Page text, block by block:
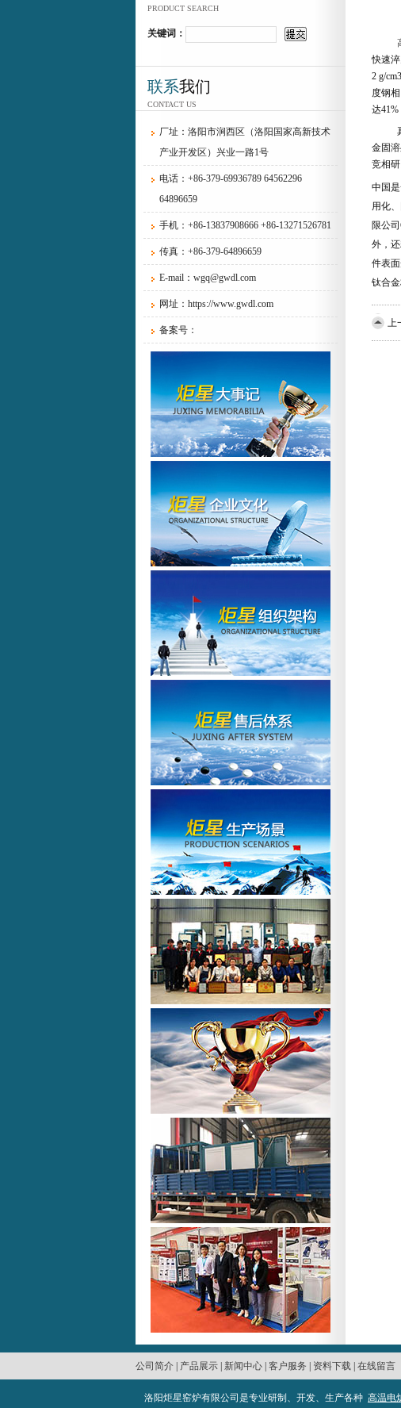
PRODUCT SEARCH
关键词：
联系我们
CONTACT US
厂址：洛阳市涧西区（洛阳国家高新技术
产业开发区）兴业一路1号
电话：+86-379-69936789 64562296
64896659
手机：+86-13837908666 +86-13271526781
传真：+86-379-64896659
E-mail：wgq@gwdl.com
网址：https://www.gwdl.com
备案号：
快速
2 g/cm3
度钢
达41%
金固
竞相研
中国
用化
限公
外，
件表
钛合
上
公司简介 产品展示 新闻中心 客户服务 资料下载 在线留言
洛阳炬星窑炉有限公司是专业研制、开发、生产各种 高温电